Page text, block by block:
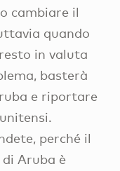
cambiare il
quando
in valuta
basterà
e riportare
perché il
Aruba è